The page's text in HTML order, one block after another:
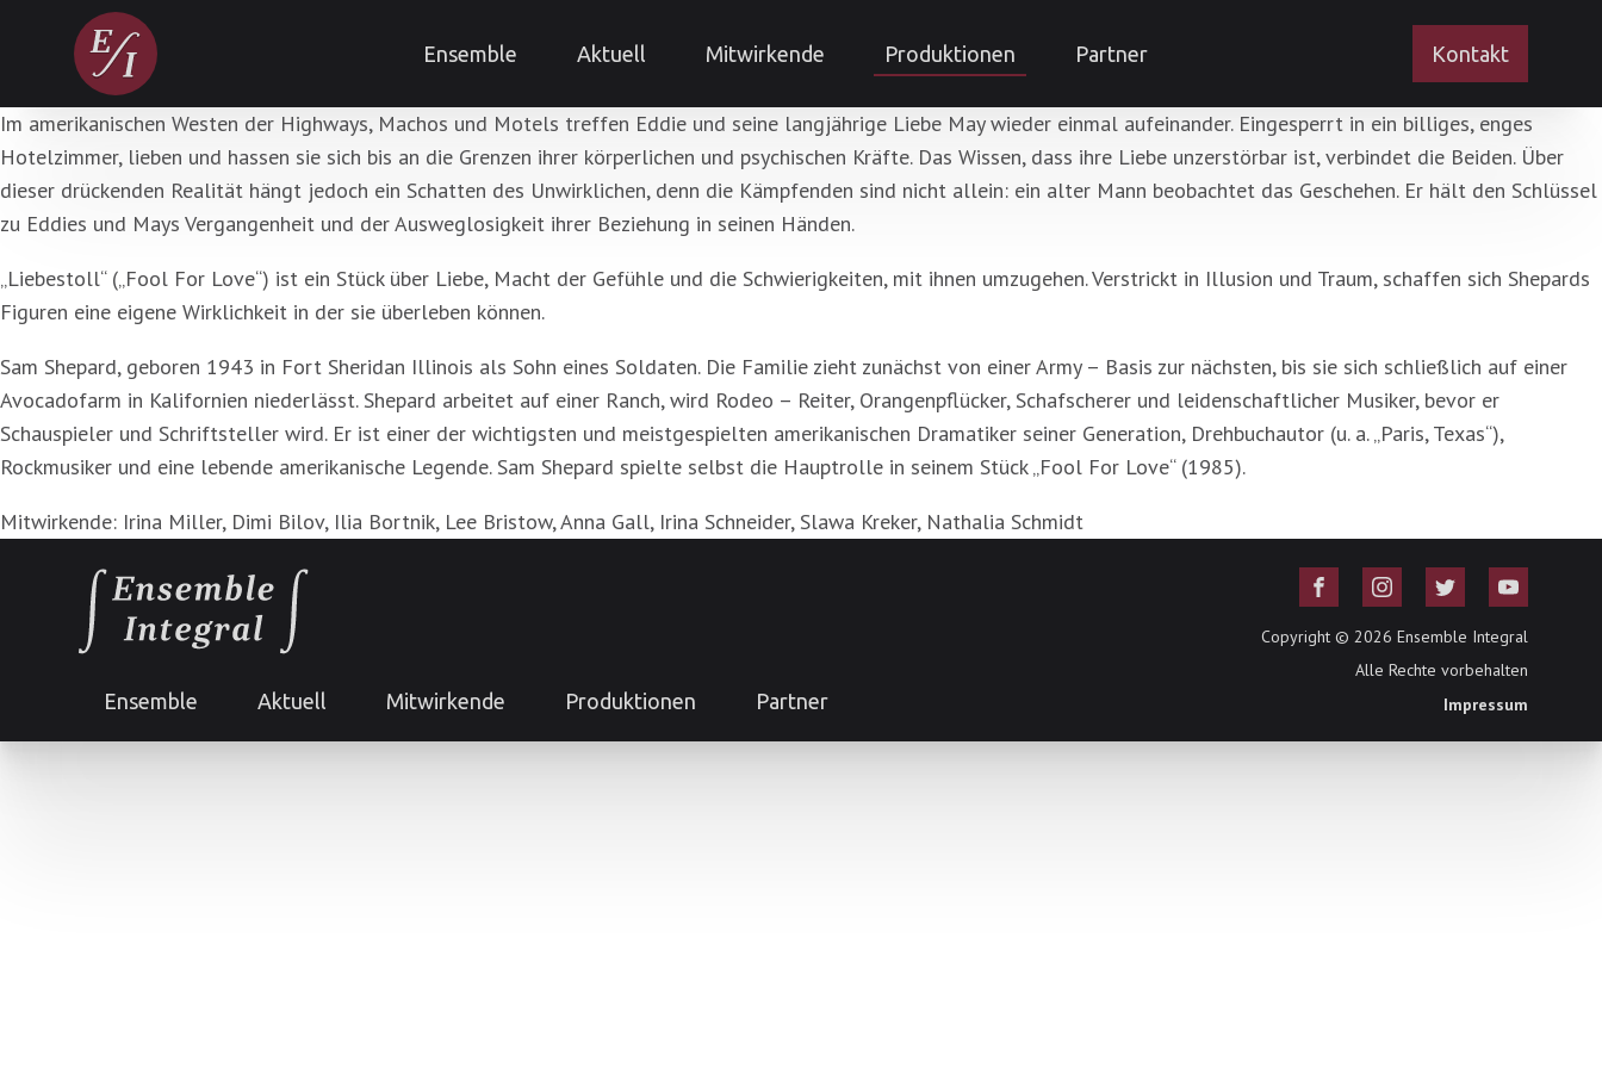
Ensemble Aktuell Mitwirkende Produktionen Partner Kontakt
Im amerikanischen Westen der Highways, Machos und Motels treffen Eddie und seine langjährige Liebe May wieder einmal aufeinander. Eingesperrt in ein billiges, enges
Hotelzimmer, lieben und hassen sie sich bis an die Grenzen ihrer körperlichen und psychischen Kräfte. Das Wissen, dass ihre Liebe unzerstörbar ist, verbindet die Beiden. Über
dieser drückenden Realität hängt jedoch ein Schatten des Unwirklichen, denn die Kämpfenden sind nicht allein: ein alter Mann beobachtet das Geschehen. Er hält den Schlüssel
zu Eddies und Mays Vergangenheit und der Ausweglosigkeit ihrer Beziehung in seinen Händen.
„Liebestoll“ („Fool For Love“) ist ein Stück über Liebe, Macht der Gefühle und die Schwierigkeiten, mit ihnen umzugehen. Verstrickt in Illusion und Traum, schaffen sich Shepards
Figuren eine eigene Wirklichkeit in der sie überleben können.
Sam Shepard, geboren 1943 in Fort Sheridan Illinois als Sohn eines Soldaten. Die Familie zieht zunächst von einer Army – Basis zur nächsten, bis sie sich schließlich auf einer
Avocadofarm in Kalifornien niederlässt. Shepard arbeitet auf einer Ranch, wird Rodeo – Reiter, Orangenpflücker, Schafscherer und leidenschaftlicher Musiker, bevor er
Schauspieler und Schriftsteller wird. Er ist einer der wichtigsten und meistgespielten amerikanischen Dramatiker seiner Generation, Drehbuchautor (u. a. „Paris, Texas“),
Rockmusiker und eine lebende amerikanische Legende. Sam Shepard spielte selbst die Hauptrolle in seinem Stück „Fool For Love“ (1985).
Mitwirkende: Irina Miller, Dimi Bilov, Ilia Bortnik, Lee Bristow, Anna Gall, Irina Schneider, Slawa Kreker, Nathalia Schmidt
Ensemble Aktuell Mitwirkende Produktionen Partner
Copyright © 2026 Ensemble Integral
Alle Rechte vorbehalten
Impressum